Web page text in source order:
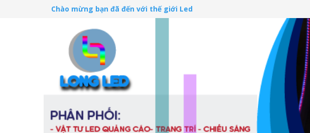
Chào mừng bạn đã đến với thế giới Led